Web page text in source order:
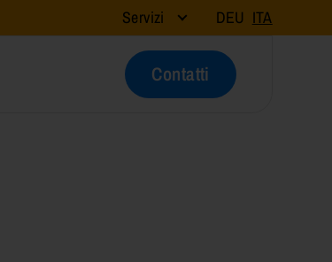
Contatti
Servizi DEU ITA